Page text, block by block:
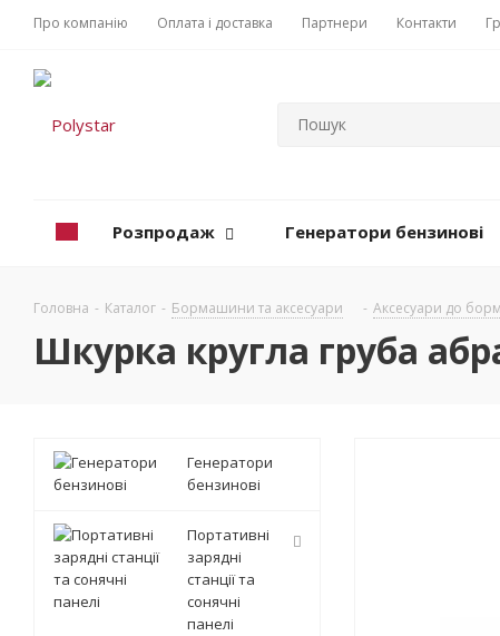
Про компанію Оплата і доставка Партнери Контакти
Розпродаж Генератори бензинові
Головна - Каталог - Бормашини та аксесуари - Аксесуари до
Шкурка кругла груба
Генератори
бензинові
Портативні
зарядні
станції та
сонячні
панелі